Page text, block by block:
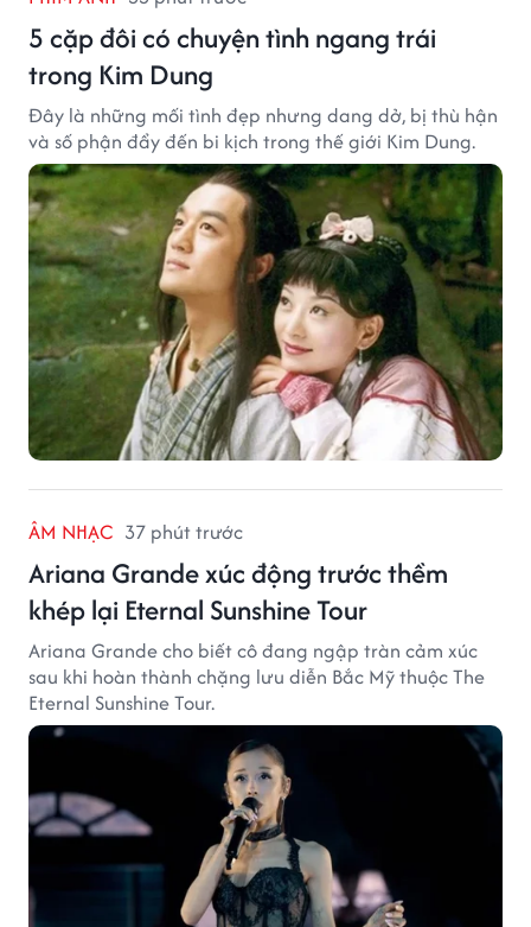
5 cặp đôi có chuyện tình ngang trái
trong Kim Dung
Đây là những mối tình đẹp nhưng dang dở, bị thù hận
và số phận đẩy đến bi kịch trong thế giới Kim Dung.
ÂM NHẠC 37 phút trước
Ariana Grande xúc động trước thềm
khép lại Eternal Sunshine Tour
Ariana Grande cho biết cô đang ngập tràn cảm xúc
sau khi hoàn thành chặng lưu diễn Bắc Mỹ thuộc The
Eternal Sunshine Tour.